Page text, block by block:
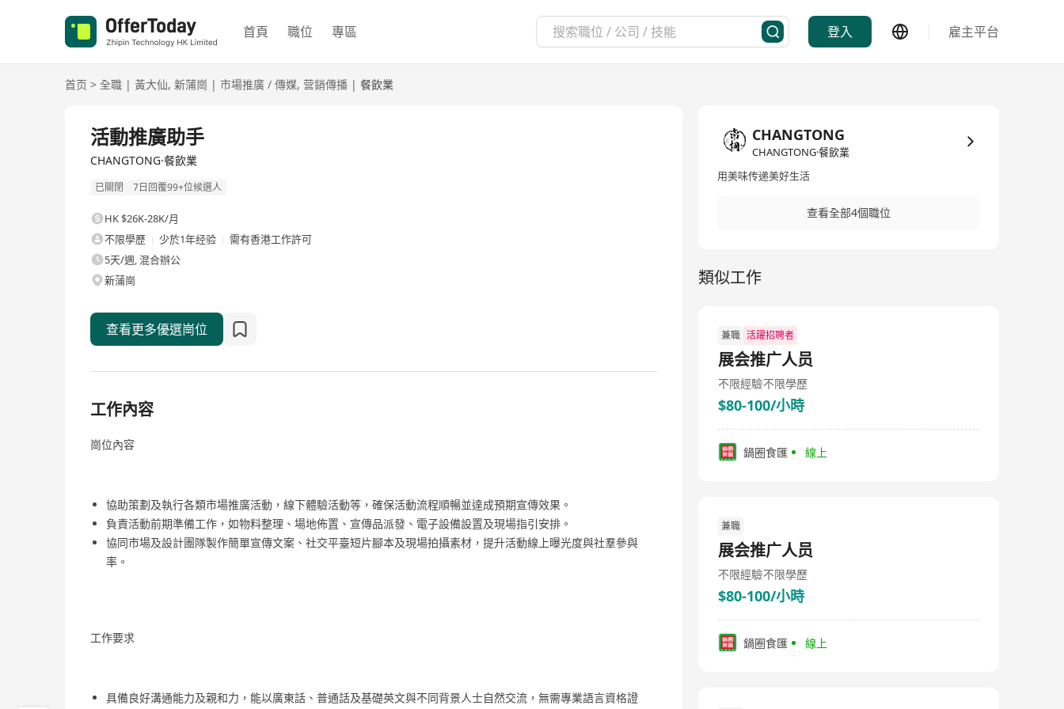
首頁 職位 專區 登入 雇主平台
首页 > 全職 | 黃大仙, 新蒲崗 | 市場推廣 / 傳媒, 营銷傳播 | 餐飲業
活動推廣助手
CHANGTONG·餐飲業
已關閉 7日回覆99+位候選人
HK $26K-28K/月
不限學歷
少於1年经验
需有香港工作許可
5天/週, 混合辦公
新蒲崗
查看更多優選崗位
工作內容
崗位內容
協助策劃及執行各類市場推廣活動，線下體驗活動等，確保活動流程順暢並達成預期宣傳效果。
負責活動前期準備工作，如物料整理、場地佈置、宣傳品派發、電子設備設置及現場指引安排。
協同市場及設計團隊製作簡單宣傳文案、社交平臺短片腳本及現場拍攝素材，提升活動線上曝光度與社羣參與
率。
工作要求
具備良好溝通能力及親和力，能以廣東話、普通話及基礎英文與不同背景人士自然交流，無需專業語言資格證
CHANGTONG
CHANGTONG·餐飲業
用美味传递美好生活
查看全部4個職位
類似工作
兼職 活躍招聘者
展会推广人员
不限經驗不限學歷
$80-100/小時
鍋圈食匯 線上
兼職
展会推广人员
不限經驗不限學歷
$80-100/小時
鍋圈食匯 線上